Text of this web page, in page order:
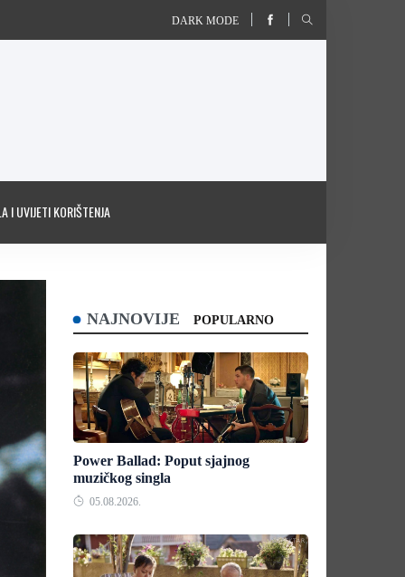
DARK MODE
I UVIJETI KORIŠTENJA
NAJNOVIJE POPULARNO
Power Ballad: Poput sjajnog
muzičkog singla
05.08.2026.